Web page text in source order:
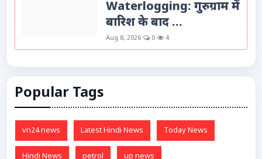
Waterlogging: गुरुग्राम में
बारिश के बाद ...
Aug 8, 2026 0 4
Popular Tags
vn24 news Latest Hindi News Today News
Hindi News petrol up news